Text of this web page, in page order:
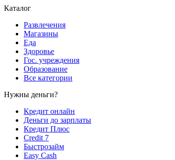
Каталог
Развлечения
Магазины
Еда
Здоровье
Гос. учреждения
Образование
Все категории
Нужны деньги?
Кредит онлайн
Деньги до зарплаты
Кредит Плюс
Credit 7
Быстрозайм
Easy Cash